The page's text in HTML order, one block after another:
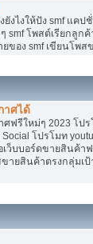
งไงให้ปัง smf แค
smf โพสต์เรียกลู
ของ smf เขียนโพส
าศได้
ฟรีใหม่ๆ 2023 โ
โปรโมท
เว็บบอร์ดขายสินค้
ขายสินค้าตรงกลุ่ม